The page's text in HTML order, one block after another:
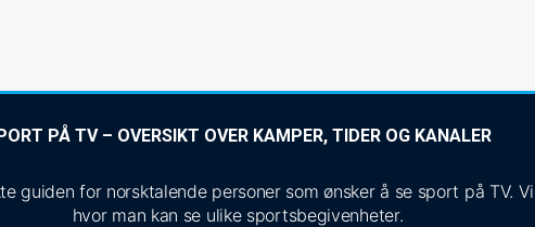
PÅ TV – OVERSIKT OVER KAMPER, TIDER OG KANALER
guiden for norsktalende personer som ønsker å se sport på TV.
hvor man kan se ulike sportsbegivenheter.